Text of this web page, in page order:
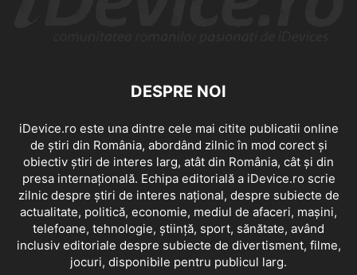
DESPRE NOI
iDevice.ro este una dintre cele mai citite publicatii online
de știri din România, abordând zilnic în mod corect și
obiectiv știri de interes larg, atât din România, cât și din
presa internațională. Echipa editorială a iDevice.ro scrie
zilnic despre știri de interes național, despre subiecte de
actualitate, politică, economie, mediul de afaceri, mașini,
telefoane, tehnologie, știință, sport, sănătate, având
inclusiv editoriale despre subiecte de divertisment, filme,
jocuri, disponibile pentru publicul larg.